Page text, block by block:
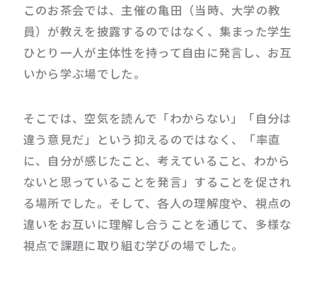
このお茶会では、主催の亀田（当時、大学の教
員）が教えを披露するのではなく、集まった学生
ひとり一人が主体性を持って自由に発言し、お互
いから学ぶ場でした。
そこでは、空気を読んで「わからない」「自分は
違う意見だ」という抑えるのではなく、「率直
に、自分が感じたこと、考えていること、わから
ないと思っていることを発言」することを促され
る場所でした。そして、各人の理解度や、視点の
違いをお互いに理解し合うことを通じて、多様な
視点で課題に取り組む学びの場でした。